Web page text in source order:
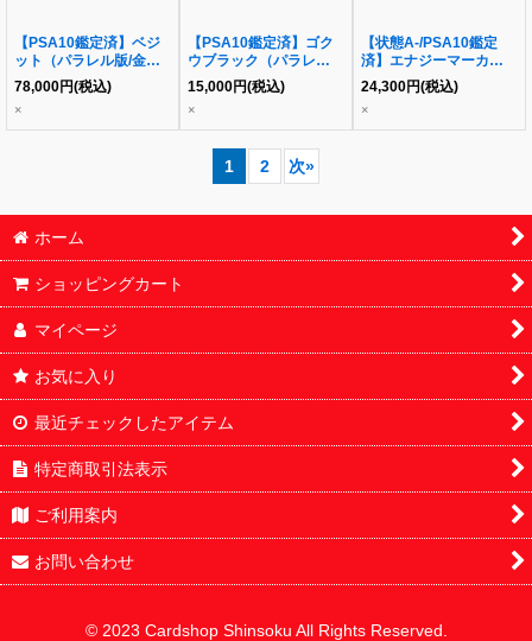
【PSA10鑑定済】ベジ
ット（パラレル版/金文
字）《SR☆》{FB02-
061}
78,000円(税込)
×
【PSA10鑑定済】ゴク
ウブラック（パラレル
版）《L☆》{fb01-035}
15,000円(税込)
×
【状態A-/PSA10鑑定
済】エナジーマーカー
(パラレル版/ブロリー)
《-》{E01-03}
24,300円(税込)
×
1 2 次»
ホーム
ショッピングカート
マイページ
お気に入り
最近チェックしたアイテム
特定商取引法表示
ご利用案内
お問い合わせ
© 2023 Cardshop Shinsoku All Rights Reserved.